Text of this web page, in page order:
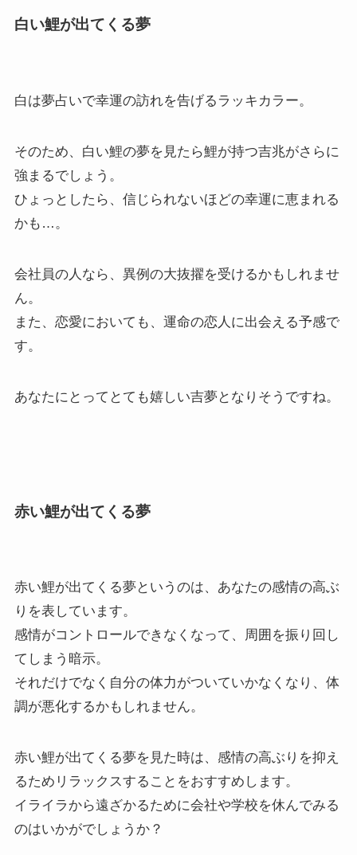
白い鯉が出てくる夢
白は夢占いで幸運の訪れを告げるラッキカラー。
そのため、白い鯉の夢を見たら鯉が持つ吉兆がさらに
強まるでしょう。
ひょっとしたら、信じられないほどの幸運に恵まれる
かも…。
会社員の人なら、異例の大抜擢を受けるかもしれませ
ん。
また、恋愛においても、運命の恋人に出会える予感で
す。
あなたにとってとても嬉しい吉夢となりそうですね。
赤い鯉が出てくる夢
赤い鯉が出てくる夢というのは、あなたの感情の高ぶ
りを表しています。
感情がコントロールできなくなって、周囲を振り回し
てしまう暗示。
それだけでなく自分の体力がついていかなくなり、体
調が悪化するかもしれません。
赤い鯉が出てくる夢を見た時は、感情の高ぶりを抑え
るためリラックスすることをおすすめします。
イライラから遠ざかるために会社や学校を休んでみる
のはいかがでしょうか？